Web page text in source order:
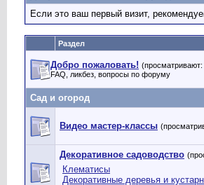
Если это ваш первый визит,
Раздел
Добро пожаловать! (просматривают:
FAQ, ликбез, вопросы по форуму
Сад и огород
Видео мастер-классы
Декоративное садоводство
Клематисы
Декоративные деревья и